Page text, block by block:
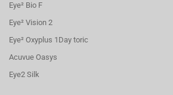
Eye² Bio F
Eye² Vision 2
Eye² Oxyplus 1Day toric
Acuvue Oasys
Eye2 Silk